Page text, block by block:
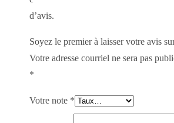
d’avis.
Soyez le premier à laisser votre avis
Votre adresse courriel ne sera pas
*
Votre note *